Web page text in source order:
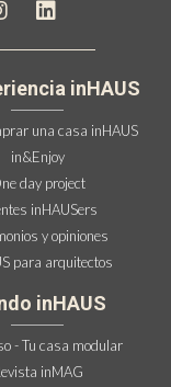
inHAUS
una casa inHAUS
in&Enjoy
day project
inHAUSers
y opiniones
para arquitectos
inHAUS
- Tu casa modular
inMAG